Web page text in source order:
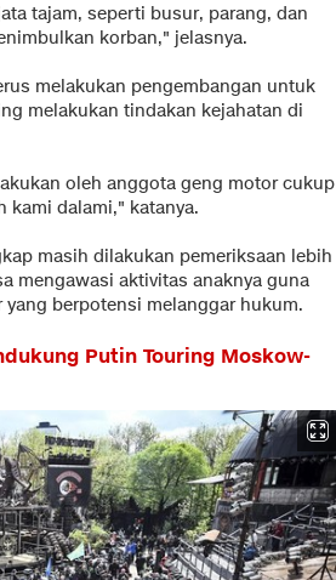
tajam, seperti busur, parang, dan
korban," jelasnya.
melakukan pengembangan untuk
melakukan tindakan kejahatan di
oleh anggota geng motor cukup
kami dalami," katanya.
masih dilakukan pemeriksaan lebih
mengawasi aktivitas anaknya guna
berpotensi melanggar hukum.
Putin Touring Moskow-